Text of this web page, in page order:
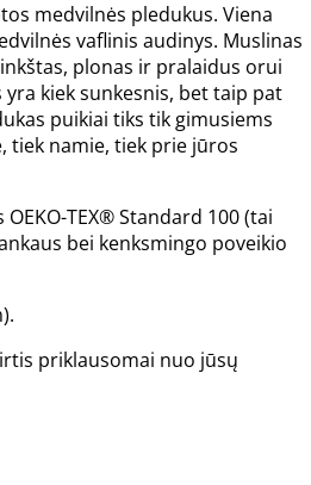
medvilnės pledukus. Viena
vaflinis audinys. Muslinas
plonas ir pralaidus orui
kiek sunkesnis, bet taip pat
puikiai tiks tik gimusiems
tiek namie, tiek prie jūros
TEX® Standard 100 (tai
bei kenksmingo poveikio
priklausomai nuo jūsų